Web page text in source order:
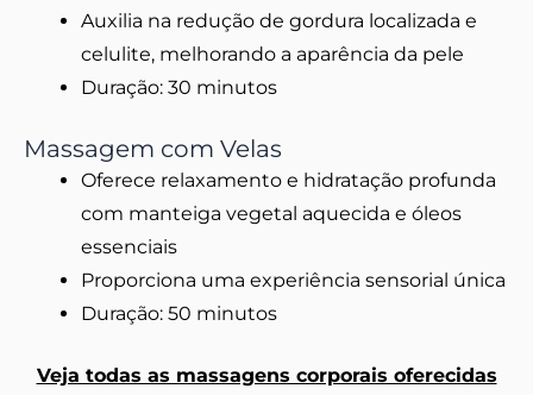
Auxilia na redução de gordura localizada e
celulite, melhorando a aparência da pele
Duração: 30 minutos
Massagem com Velas
Oferece relaxamento e hidratação profunda
com manteiga vegetal aquecida e óleos
essenciais
Proporciona uma experiência sensorial única
Duração: 50 minutos
Veja todas as massagens corporais oferecidas